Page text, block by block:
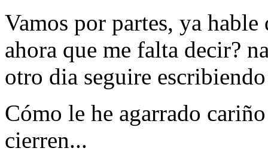
Vamos por partes, ya
ahora que me falta decir?
otro dia seguire
Cómo le he agarrado
cierren...